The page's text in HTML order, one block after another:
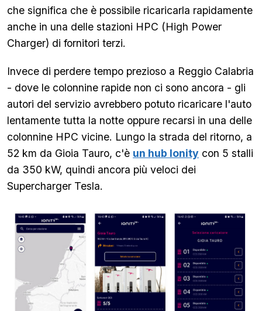
che significa che è possibile ricaricarla rapidamente
anche in una delle stazioni HPC (High Power
Charger) di fornitori terzi.
Invece di perdere tempo prezioso a Reggio Calabria
- dove le colonnine rapide non ci sono ancora - gli
autori del servizio avrebbero potuto ricaricare l'auto
lentamente tutta la notte oppure recarsi in una delle
colonnine HPC vicine. Lungo la strada del ritorno, a
52 km da Gioia Tauro, c'è un hub Ionity con 5 stalli
da 350 kW, quindi ancora più veloci dei
Supercharger Tesla.